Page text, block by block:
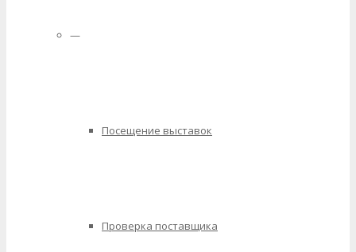
—
Посещение выставок
Проверка поставщика